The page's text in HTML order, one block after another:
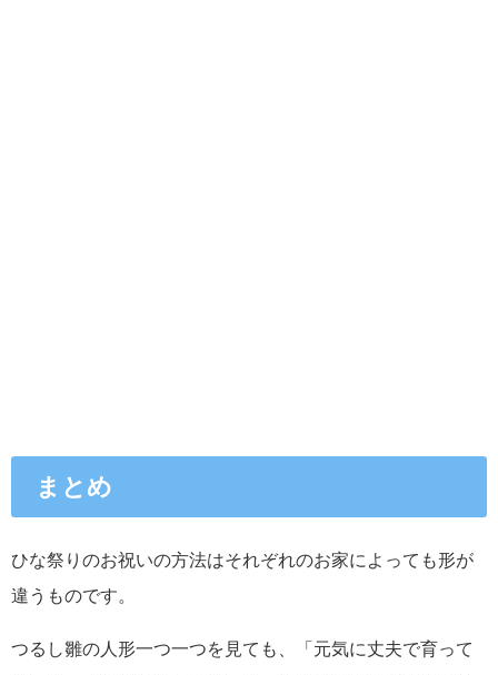
まとめ
ひな祭りのお祝いの方法はそれぞれのお家によっても形が
違うものです。
つるし雛の人形一つ一つを見ても、「元気に丈夫で育って